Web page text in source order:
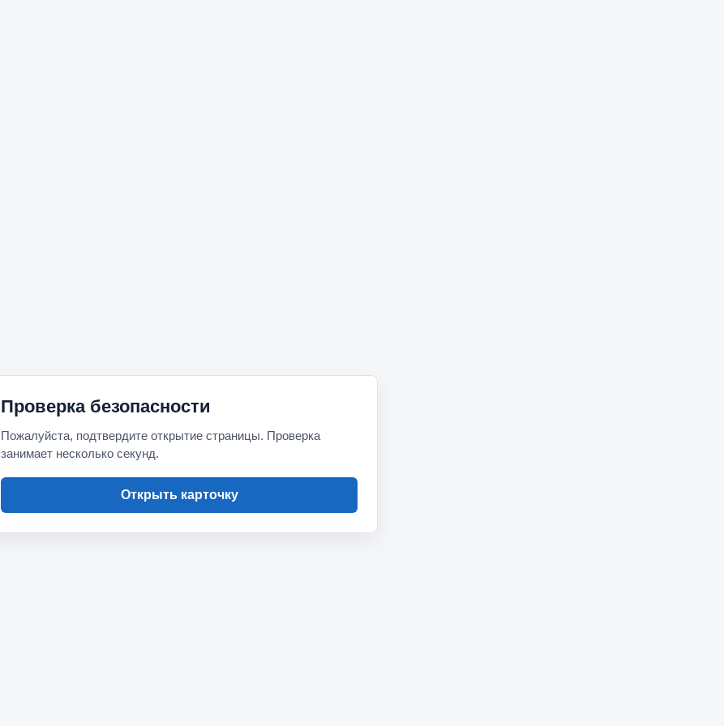
Проверка безопасности
Пожалуйста, подтвердите открытие страницы. Проверка
занимает несколько секунд.
Открыть карточку